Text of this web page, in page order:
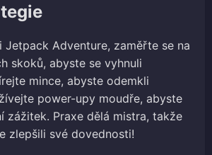
Jetpack Adventure, zaměřte se na
skoků, abyste se vyhnuli
mince, abyste odemkli
power-upy moudře, abyste
zážitek. Praxe dělá mistra, takže
zlepšili své dovednosti!